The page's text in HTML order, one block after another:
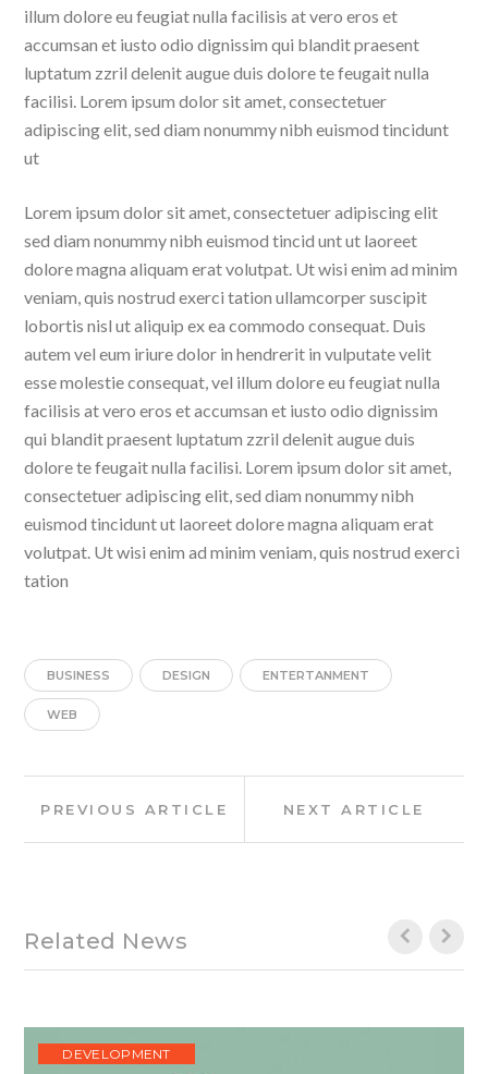
illum dolore eu feugiat nulla facilisis at vero eros et
accumsan et iusto odio dignissim qui blandit praesent
luptatum zzril delenit augue duis dolore te feugait nulla
facilisi. Lorem ipsum dolor sit amet, consectetuer
adipiscing elit, sed diam nonummy nibh euismod tincidunt
ut
Lorem ipsum dolor sit amet, consectetuer adipiscing elit
sed diam nonummy nibh euismod tincid unt ut laoreet
dolore magna aliquam erat volutpat. Ut wisi enim ad minim
veniam, quis nostrud exerci tation ullamcorper suscipit
lobortis nisl ut aliquip ex ea commodo consequat. Duis
autem vel eum iriure dolor in hendrerit in vulputate velit
esse molestie consequat, vel illum dolore eu feugiat nulla
facilisis at vero eros et accumsan et iusto odio dignissim
qui blandit praesent luptatum zzril delenit augue duis
dolore te feugait nulla facilisi. Lorem ipsum dolor sit amet,
consectetuer adipiscing elit, sed diam nonummy nibh
euismod tincidunt ut laoreet dolore magna aliquam erat
volutpat. Ut wisi enim ad minim veniam, quis nostrud exerci
tation
BUSINESS DESIGN ENTERTANMENT
WEB
Навигация
PREVIOUS ARTICLE NEXT ARTICLE
Related News
DEVELOPMENT